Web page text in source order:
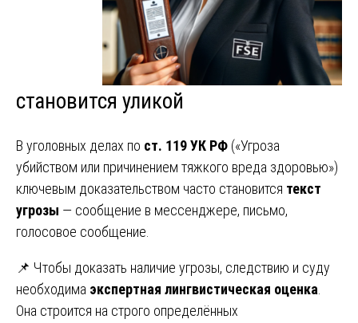
становится уликой
В уголовных делах по ст. 119 УК РФ («Угроза
убийством или причинением тяжкого вреда здоровью»)
ключевым доказательством часто становится текст
угрозы — сообщение в мессенджере, письмо,
голосовое сообщение.
📌 Чтобы доказать наличие угрозы, следствию и суду
необходима экспертная лингвистическая оценка.
Она строится на строго определённых